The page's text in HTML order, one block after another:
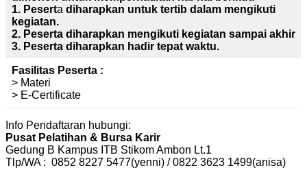
1. Peserta diharapkan untuk tertib dalam mengikuti
kegiatan.
2. Peserta diharapkan mengikuti kegiatan sampai akhir
3. Peserta diharapkan hadir tepat waktu.
Fasilitas Peserta :
> Materi
> E-Certificate
Info Pendaftaran hubungi:
Pusat Pelatihan & Bursa Karir
Gedung B Kampus ITB Stikom Ambon Lt.1
Tlp/WA : 0852 8227 5477(yenni) / 0822 3623 1499(anisa)